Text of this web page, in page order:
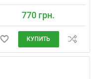
770 грн.
КУПИТЬ